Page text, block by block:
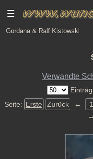
Gordana & Ralf Kistowski
Verwandte
Seite: Erste Zurück ← 1
→